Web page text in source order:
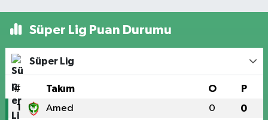
Süper Lig Puan Durumu
Süper Lig
# Takım O P
1 Amed 0 0